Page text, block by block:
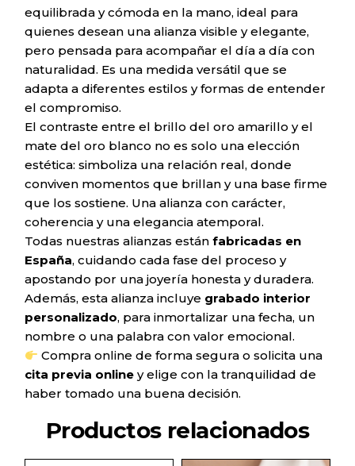
equilibrada y cómoda en la mano, ideal para
quienes desean una alianza visible y elegante,
pero pensada para acompañar el día a día con
naturalidad. Es una medida versátil que se
adapta a diferentes estilos y formas de entender
el compromiso.
El contraste entre el brillo del oro amarillo y el
mate del oro blanco no es solo una elección
estética: simboliza una relación real, donde
conviven momentos que brillan y una base firme
que los sostiene. Una alianza con carácter,
coherencia y una elegancia atemporal.
Todas nuestras alianzas estánfabricadas en
España, cuidando cada fase del proceso y
apostando por una joyería honesta y duradera.
Además, esta alianza incluye grabado interior
personalizado, para inmortalizar una fecha, un
nombre o una palabra con valor emocional.
Compra online de forma segura o solicita una
cita previa online y elige con la tranquilidad de
haber tomado una buena decisión.
Productos relacionados